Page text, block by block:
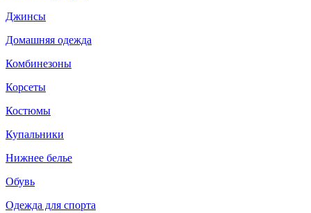
Джинсы
Домашняя одежда
Комбинезоны
Корсеты
Костюмы
Купальники
Нижнее белье
Обувь
Одежда для спорта